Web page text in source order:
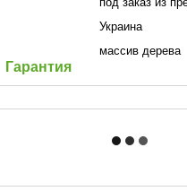
Украина
массив дерева
Гарантия